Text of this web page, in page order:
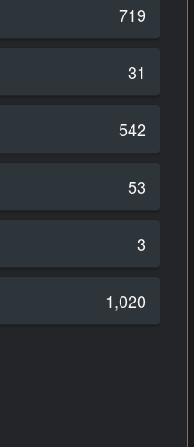
719
31
542
53
3
1,020